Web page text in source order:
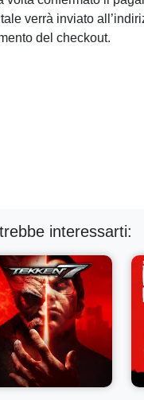
verrà inviato
del checkout.
interessarti: